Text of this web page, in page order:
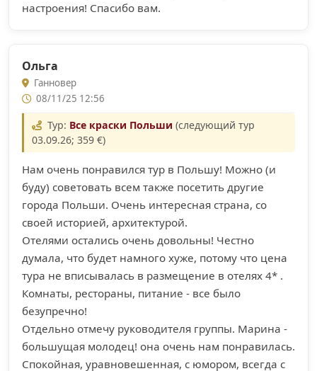
настроения! Спасибо вам.
Ольга
Ганновер
08/11/25 12:56
Тур: Все краски Польши (следующий тур
03.09.26; 359 €)
Нам очень понравился тур в Польшу! Можно (и
буду) советовать всем также посетить другие
города Польши. Очень интересная страна, со
своей историей, архитектурой.
Отелями остались очень довольны! Честно
думала, что будет намного хуже, потому что цена
тура не вписывалась в размещение в отелях 4* .
Комнаты, рестораны, питание - все было
безупречно!
Отдельно отмечу руководителя группы. Марина -
большущая молодец! она очень нам понравилась.
Спокойная, уравновешенная, с юмором, всегда с